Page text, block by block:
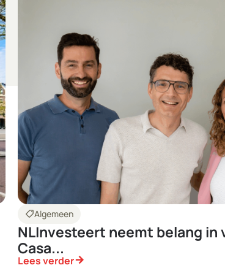
shoppingmodeAlgemeen
NLInvesteert neemt belang
Casa...
Lees verderarrow_forward